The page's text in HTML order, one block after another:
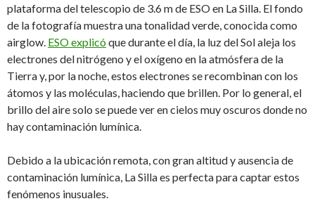
plataforma del telescopio de 3.6 m de ESO en La Silla. El fondo
de la fotografía muestra una tonalidad verde, conocida como
airglow. ESO explicóque durante el día, la luz del Sol aleja los
electrones del nitrógeno y el oxígeno en la atmósfera de la
Tierra y, por la noche, estos electrones se recombinan con los
átomos y las moléculas, haciendo que brillen. Por lo general, el
brillo del aire solo se puede ver en cielos muy oscuros donde no
hay contaminación lumínica.
Debido a la ubicación remota, con gran altitud y ausencia de
contaminación lumínica, La Silla es perfecta para captar estos
fenómenos inusuales.